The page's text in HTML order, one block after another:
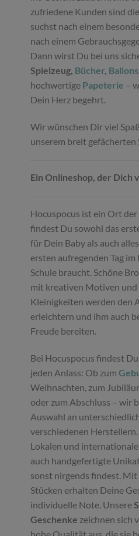
zufriedene Kunden sind
suchst nach einem
nach einem
Dann wirst Du bei uns
Spielzeug, Bücher, Ballons
hochwertige Papeterie –
Dein Herz begehrt.
Wir wünschen Dir viel
unserem breit
Ein Onlineshop, der Dich
Hocuspocus ist ein Ort
findest Du sowohl das
für Dein Baby als auch
ersten aufregenden Tag
Schule braucht. Schöne
mit kreativen Motiven und
Kleinigkeiten werden den
erleichtern und ihm auch
Freude bereiten.
Bei Hocuspocus findest
jeden Anlass: Ob zum
Weihnachten, zum
oder zum Abschluss – wir
Auswahl an
verschiedenen
Lokalen und
auch handgefertigte
sonst nirgends findest.
Stücken erhalten Deine
individuelle Note. Unsere
Geschenke zeichnen sich